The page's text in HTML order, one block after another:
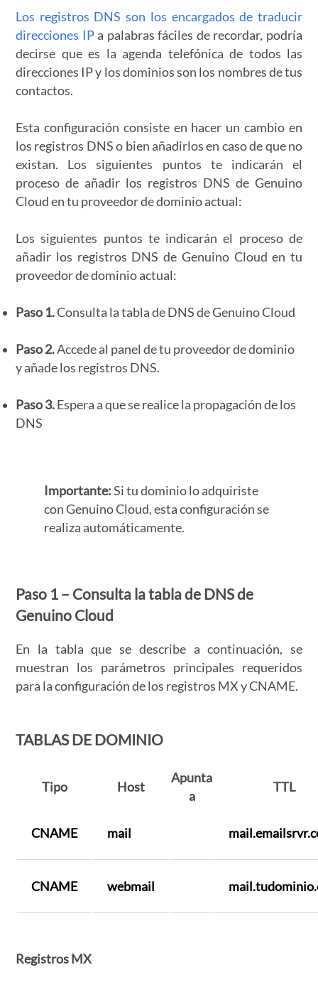
Los registros DNS son los encargados de traducir
direcciones IPa palabras fáciles de recordar, podría
decirse que es la agenda telefónica de todos las
direcciones IP y los dominios son los nombres de tus
contactos.
Esta configuración consiste en hacer un cambio en
los registros DNS o bien añadirlos en caso de que no
existan. Los siguientes puntos te indicarán el
proceso de añadir los registros DNS de Genuino
Cloud en tu proveedor de dominio actual:
Los siguientes puntos te indicarán el proceso de
añadir los registros DNS de Genuino Cloud en tu
proveedor de dominio actual:
Paso 1.Consulta la tabla de DNS de Genuino Cloud
Paso 2.Accede al panel de tu proveedor de dominio
y añade los registros DNS.
Paso 3.Espera a que se realice la propagación de los
DNS
Importante:Si tu dominio lo adquiriste
con Genuino Cloud, esta configuración se
realiza automáticamente.
Paso 1 – Consulta la tabla de DNS de
Genuino Cloud
En la tabla que se describe a continuación, se
muestran los parámetros principales requeridos
para la configuración de los registros MX y CNAME.
TABLAS DE DOMINIO
Tipo Host
Apunta
a
TTL
CNAME mail
CNAME webmail
Registros MX